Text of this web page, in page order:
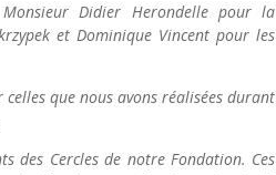
Didier Herondelle pour la
et Dominique Vincent pour les
que nous avons réalisées durant
des Cercles de notre Fondation. Ces